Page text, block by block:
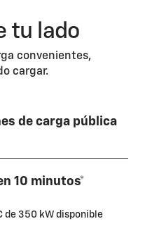
tu lado
convenientes,
cargar.
de carga pública
10 minutos*
de 350 kW disponible